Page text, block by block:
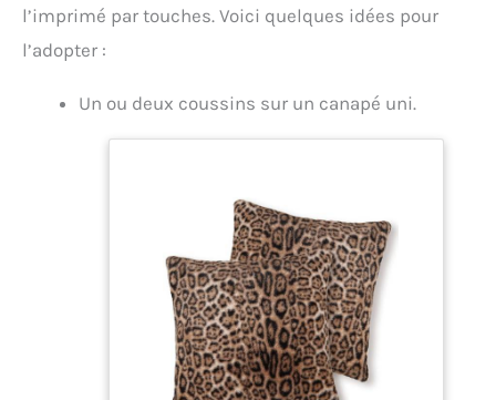
l’imprimé par touches. Voici quelques idées pour
l’adopter :
Un ou deux coussins sur un canapé uni.